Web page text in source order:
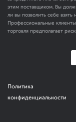
этим поставщиком. Вы
ли вы позволить себе взять
Профессиональные
торговля предполагает
Политика
конфиденциальности